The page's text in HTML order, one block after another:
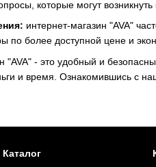
которые могут
интернет-магазин "AVA"
по более доступной цене и
"AVA" - это удобный и
и время. Ознакомившись с
Каталог